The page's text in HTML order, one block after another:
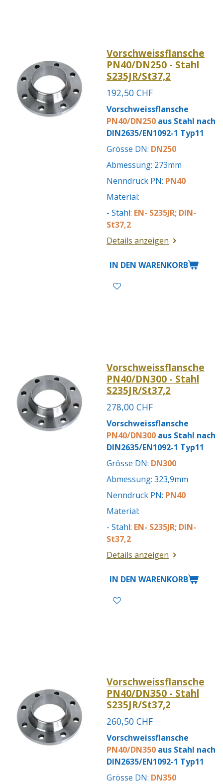
Vorschweissflansche
PN40/DN250 - Stahl
S235JR/St37,2
192,50 CHF
Vorschweissflansche
PN40/DN250 aus Stahl nach
DIN2635/EN1092-1 Typ11
Grösse DN: DN250
Abmessung: 273mm
Nenndruck PN: PN40
Material:
- Stahl: EN- S235JR; DIN-
St37,2
Details anzeigen
IN DEN WARENKORB
Vorschweissflansche
PN40/DN300 - Stahl
S235JR/St37,2
278,00 CHF
Vorschweissflansche
PN40/DN300 aus Stahl nach
DIN2635/EN1092-1 Typ11
Grösse DN: DN300
Abmessung: 323,9mm
Nenndruck PN: PN40
Material:
- Stahl: EN- S235JR; DIN-
St37,2
Details anzeigen
IN DEN WARENKORB
Vorschweissflansche
PN40/DN350 - Stahl
S235JR/St37,2
260,50 CHF
Vorschweissflansche
PN40/DN350 aus Stahl nach
DIN2635/EN1092-1 Typ11
Grösse DN: DN350